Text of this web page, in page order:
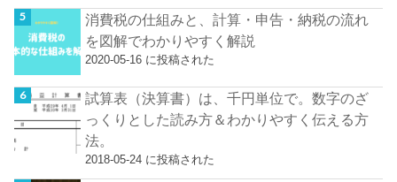
消費税の仕組みと、計算・申告・納税の流れ
を図解でわかりやすく解説
2020-05-16 に投稿された
試算表（決算書）は、千円単位で。数字のざ
っくりとした読み方＆わかりやすく伝える方
法。
2018-05-24 に投稿された